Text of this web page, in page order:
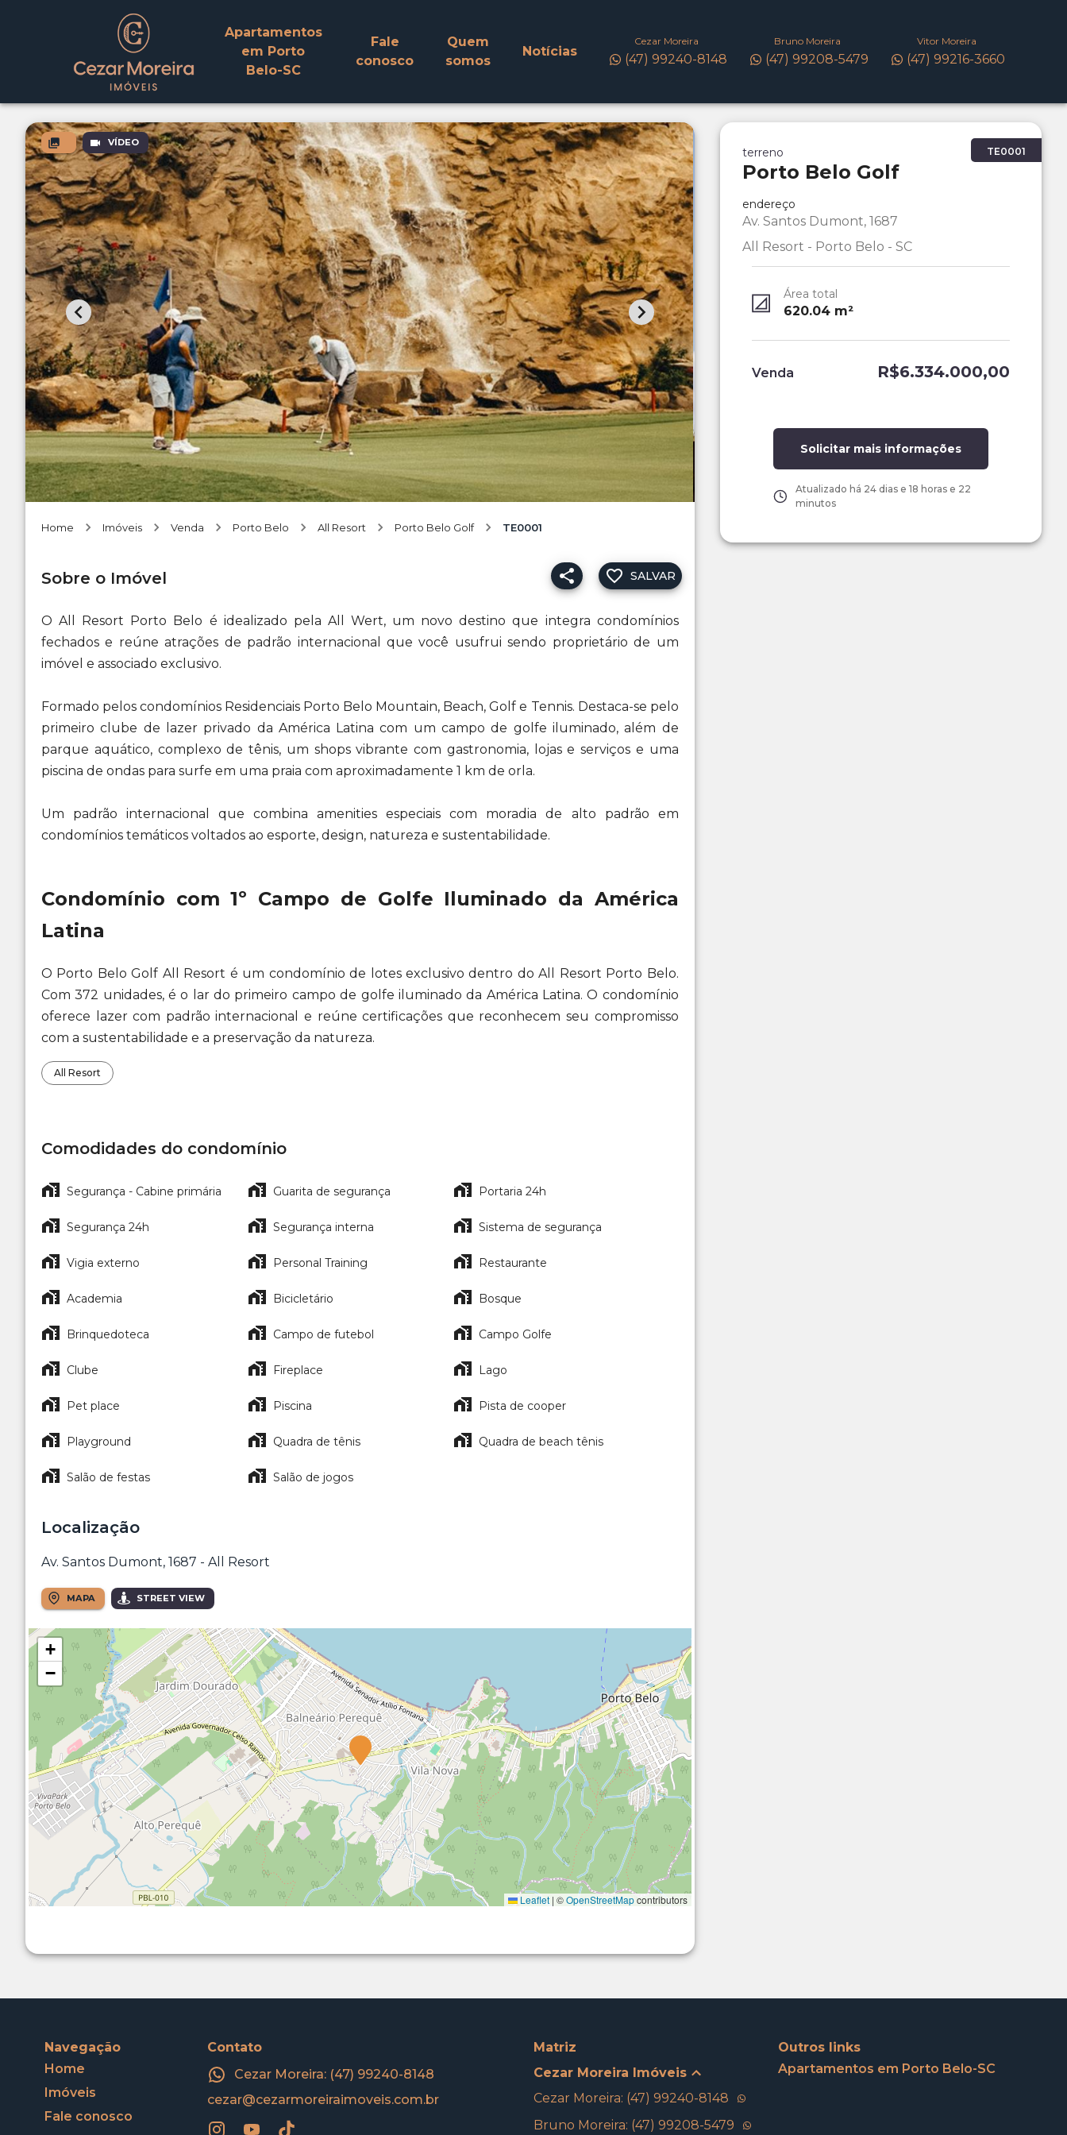
Apartamentos
em Porto
Belo-SC
Fale
conosco
Quem
somos
Notícias
Cezar Moreira
(47) 99240-8148
Bruno Moreira
(47) 99208-5479
Vitor Moreira
(47) 99216-3660
VÍDEO
Home Imóveis Venda Porto Belo All Resort Porto Belo Golf TE0001
Sobre o Imóvel
O All Resort Porto Belo é idealizado pela All Wert, um novo destino que integra condomínios
fechados e reúne atrações de padrão internacional que você usufrui sendo proprietário de um
imóvel e associado exclusivo.
Formado pelos condomínios Residenciais Porto Belo Mountain, Beach, Golf e Tennis. Destaca-se pelo
primeiro clube de lazer privado da América Latina com um campo de golfe iluminado, além de
parque aquático, complexo de tênis, um shops vibrante com gastronomia, lojas e serviços e uma
piscina de ondas para surfe em uma praia com aproximadamente 1 km de orla.
Um padrão internacional que combina amenities especiais com moradia de alto padrão em
condomínios temáticos voltados ao esporte, design, natureza e sustentabilidade.
Condomínio com 1º Campo de Golfe Iluminado da América
Latina
O Porto Belo Golf All Resort é um condomínio de lotes exclusivo dentro do All Resort Porto Belo.
Com 372 unidades, é o lar do primeiro campo de golfe iluminado da América Latina. O condomínio
oferece lazer com padrão internacional e reúne certificações que reconhecem seu compromisso
com a sustentabilidade e a preservação da natureza.
All Resort
SALVAR
Comodidades do condomínio
Segurança - Cabine primária Guarita de segurança Portaria 24h
Segurança 24h Segurança interna Sistema de segurança
Vigia externo Personal Training Restaurante
Academia Bicicletário Bosque
Brinquedoteca Campo de futebol Campo Golfe
Clube Fireplace Lago
Pet place Piscina Pista de cooper
Playground Quadra de tênis Quadra de beach tênis
Salão de festas Salão de jogos
Localização
Av. Santos Dumont, 1687 - All Resort
MAPA STREET VIEW
+
−
Leaflet | ©OpenStreetMapcontributors
TE0001
terreno
Porto Belo Golf
endereço
Av. Santos Dumont, 1687
All Resort - Porto Belo - SC
Área total
620.04m²
Venda R$6.334.000,00
Solicitar mais informações
Atualizado há 24 dias e 18 horas e 22
minutos
Navegação
Home
Imóveis
Fale conosco
Contato
Cezar Moreira: (47) 99240-8148
cezar@cezarmoreiraimoveis.com.br
Matriz
Cezar Moreira Imóveis
Cezar Moreira: (47) 99240-8148
Bruno Moreira: (47) 99208-5479
Outros links
Apartamentos em Porto Belo-SC